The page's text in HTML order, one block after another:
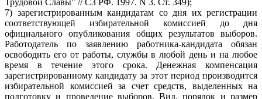
7) зарегистрированным кандидатам со дня их регистрации
соответствующей избирательной комиссией до дня
официального опубликования общих результатов выборов.
Работодатель по заявлению работника-кандидата обязан
освободить его от работы, службы в любой день и на любое
время в течение этого срока. Денежная компенсация
зарегистрированному кандидату за этот период производится
избирательной комиссией за счет средств, выделенных на
подготовку и проведение выборов. Вид, порядок и размер